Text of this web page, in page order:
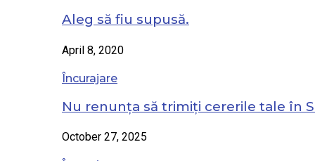
Aleg să fiu supusă.
April 8, 2020
Încurajare
Nu renunța să trimiți cererile tale în
October 27, 2025